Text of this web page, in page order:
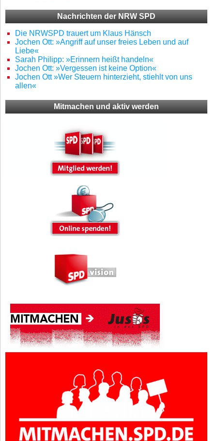
Nachrichten der NRW SPD
Die NRWSPD trauert um Klaus Hänsch
Jochen Ott: »Angriff auf unser freies Leben und auf
Liebe«
Sarah Philipp: »Erinnern heißt handeln«
Jochen Ott: »Vergessen ist keine Option«
Jochen Ott »Wer Steuern hinterzieht, stiehlt von uns
allen«
Mitmachen und aktiv werden